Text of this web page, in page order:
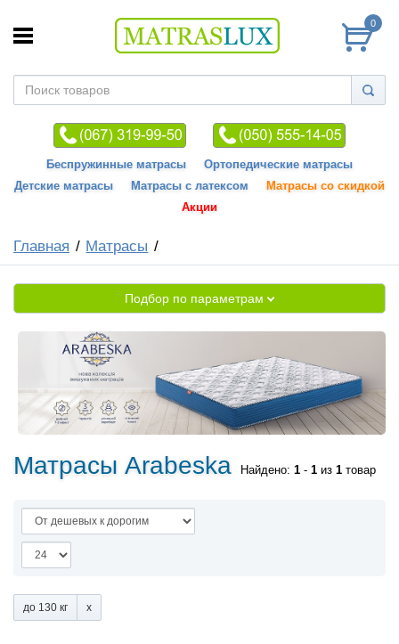
0
Беспружинные матрасы
Ортопедические матрасы
Детские матрасы
Матрасы с латексом
Матрасы со скидкой
Акции
Главная Матрасы
Подбор по параметрам
Матрасы Arabeska Найдено: 1 - 1 из 1 товар
до 130 кг